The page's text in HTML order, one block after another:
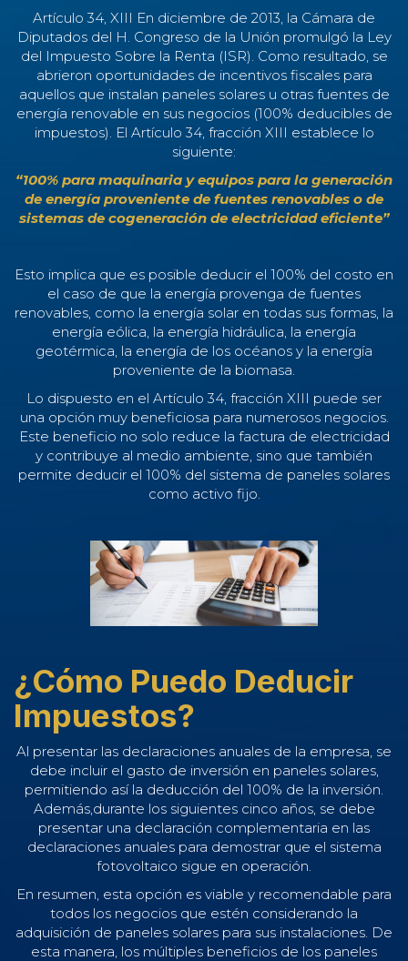
Artículo 34, XIII En diciembre de 2013, la Cámara de
Diputados del H. Congreso de la Unión promulgó la Ley
del Impuesto Sobre la Renta (ISR). Como resultado, se
abrieron oportunidades de incentivos fiscales para
aquellos que instalan paneles solares u otras fuentes de
energía renovable en sus negocios (100% deducibles de
impuestos). El Artículo 34, fracción XIII establece lo
siguiente:
“100% para maquinaria y equipos para la generación
de energía proveniente de fuentes renovables o de
sistemas de cogeneración de electricidad eficiente”
Esto implica que es posible deducir el 100% del costo en
el caso de que la energía provenga de fuentes
renovables, como la energía solar en todas sus formas, la
energía eólica, la energía hidráulica, la energía
geotérmica, la energía de los océanos y la energía
proveniente de la biomasa.
Lo dispuesto en el Artículo 34, fracción XIII puede ser
una opción muy beneficiosa para numerosos negocios.
Este beneficio no solo reduce la factura de electricidad
y contribuye al medio ambiente, sino que también
permite deducir el 100% del sistema de paneles solares
como activo fijo.
¿Cómo Puedo Deducir
Impuestos?
Al presentar las declaraciones anuales de la empresa, se
debe incluir el gasto de inversión en paneles solares,
permitiendo así la deducción del 100% de la inversión.
Además,durante los siguientes cinco años, se debe
presentar una declaración complementaria en las
declaraciones anuales para demostrar que el sistema
fotovoltaico sigue en operación.
En resumen, esta opción es viable y recomendable para
todos los negocios que estén considerando la
adquisición de paneles solares para sus instalaciones. De
esta manera, los múltiples beneficios de los paneles